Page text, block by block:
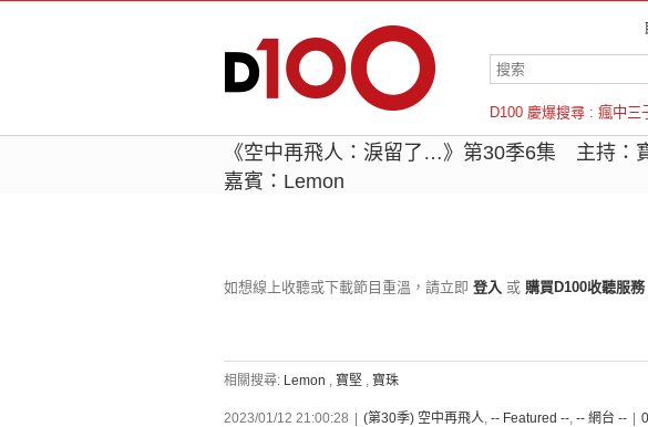
D100 慶爆搜尋 : 瘋中三
羅倫斯
《空中再飛人：淚留了…》第30季6集 主持：
嘉賓：Lemon
如想線上收聽或下載節目重溫，請立即 登入 或 購買D100收聽服務
相關搜尋: Lemon , 寶堅 , 寶珠
2023/01/12 21:00:28 (第30季) 空中再飛人, -- Featured --, -- 網台 --